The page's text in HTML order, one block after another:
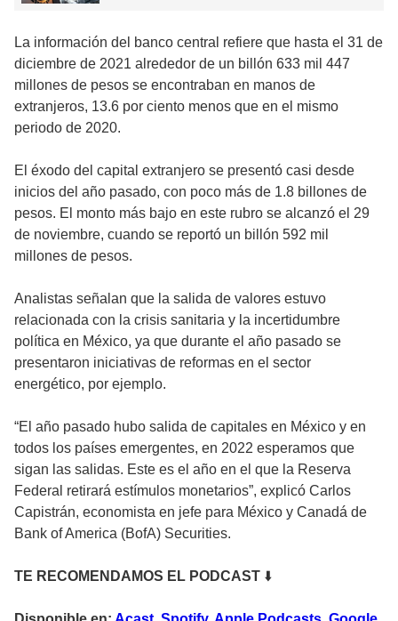
La información del banco central refiere que hasta el 31 de
diciembre de 2021 alrededor de un billón 633 mil 447
millones de pesos se encontraban en manos de
extranjeros, 13.6 por ciento menos que en el mismo
periodo de 2020.
El éxodo del capital extranjero se presentó casi desde
inicios del año pasado, con poco más de 1.8 billones de
pesos. El monto más bajo en este rubro se alcanzó el 29
de noviembre, cuando se reportó un billón 592 mil
millones de pesos.
Analistas señalan que la salida de valores estuvo
relacionada con la crisis sanitaria y la incertidumbre
política en México, ya que durante el año pasado se
presentaron iniciativas de reformas en el sector
energético, por ejemplo.
“El año pasado hubo salida de capitales en México y en
todos los países emergentes, en 2022 esperamos que
sigan las salidas. Este es el año en el que la Reserva
Federal retirará estímulos monetarios”, explicó Carlos
Capistrán, economista en jefe para México y Canadá de
Bank of America (BofA) Securities.
TE RECOMENDAMOS EL PODCAST ⬇️